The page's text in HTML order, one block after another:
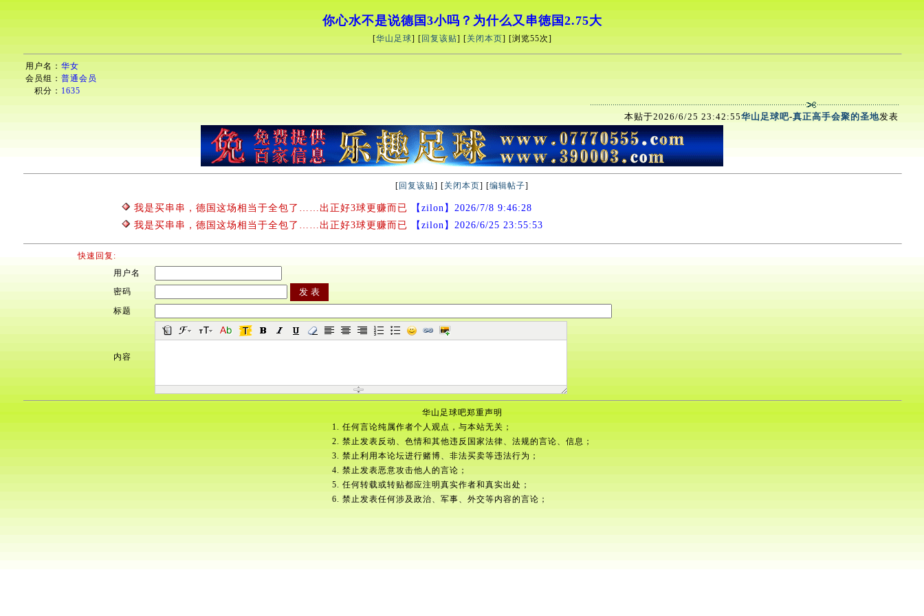
你心水不是说德国3小吗？为什么又串徳国2.75大
[华山足球] [ 回复该贴] [关闭本页] [浏览55次]
用户名： 华女
会员组： 普通会员
积分： 1635
本贴于2026/6/25 23:42:55华山足球吧-真正高手会聚的圣地发表
[ 回复该贴] [关闭本页] [编辑帖子]
我是买串串，德国这场相当于全包了……出正好3球更赚而已
【zilon】2026/7/8 9:46:28
我是买串串，德国这场相当于全包了……出正好3球更赚而已
【zilon】2026/6/25 23:55:53
快速回复:
用户名
密码
标题
内容
华山足球吧郑重声明
1. 任何言论纯属作者个人观点，与本站无关；
2. 禁止发表反动、色情和其他违反国家法律、法规的言论、信息；
3. 禁止利用本论坛进行赌博、非法买卖等违法行为；
4. 禁止发表恶意攻击他人的言论；
5. 任何转载或转贴都应注明真实作者和真实出处；
6. 禁止发表任何涉及政治、军事、外交等内容的言论；